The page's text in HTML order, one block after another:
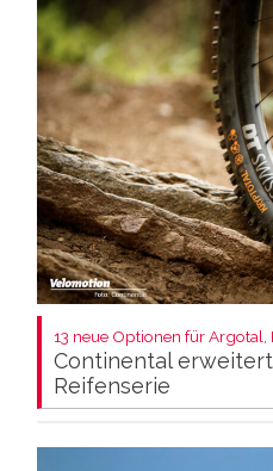
13 neue Optionen für
Continental
Reifenserie